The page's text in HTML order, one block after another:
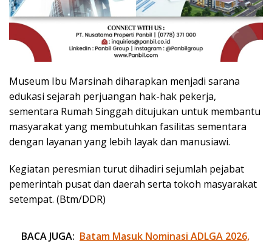
Museum Ibu Marsinah diharapkan menjadi sarana
edukasi sejarah perjuangan hak-hak pekerja,
sementara Rumah Singgah ditujukan untuk membantu
masyarakat yang membutuhkan fasilitas sementara
dengan layanan yang lebih layak dan manusiawi.
Kegiatan peresmian turut dihadiri sejumlah pejabat
pemerintah pusat dan daerah serta tokoh masyarakat
setempat. (Btm/DDR)
BACA JUGA: Batam Masuk Nominasi ADLGA 2026,